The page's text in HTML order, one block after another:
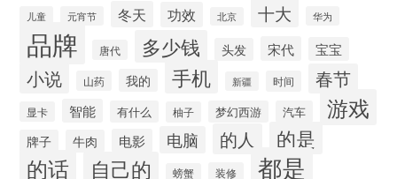
儿童 元宵节 冬天 功效 北京 十大 华为
品牌 唐代 多少钱 头发 宋代 宝宝
小说 山药 我的 手机 新疆 时间 春节
显卡 智能 有什么 柚子 梦幻西游 汽车 游戏
牌子 牛肉 电影 电脑 的人 的是
的话 自己的 螃蟹 装修 都是